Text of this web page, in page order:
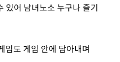
있어 남녀노소 누구나 즐기
임도 게임 안에 담아내며